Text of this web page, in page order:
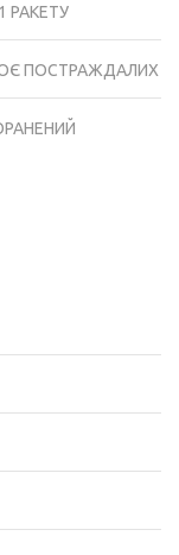
РАКЕТУ
ПОСТРАЖДАЛИХ